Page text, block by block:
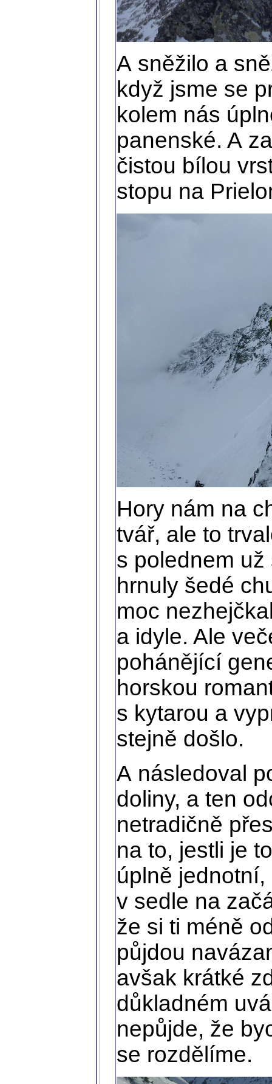
A sněžilo a
když jsme se
kolem nás
panenské. A
čistou bílou
stopu na
Hory nám na
tvář, ale to
s polednem
hrnuly šedé
moc
a idyle. Ale
pohánějící
horskou
s kytarou a
stejně došlo.
A následoval
doliny, a ten
netradičně
na to, jestli je
úplně
v sedle na
že si ti méně
půjdou
avšak krátké
důkladném
nepůjde, že
se rozdělíme.